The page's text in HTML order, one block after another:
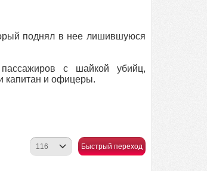
поднял в нее лишившуюся
с шайкой убийц,
капитан и офицеры.
Быстрый переход